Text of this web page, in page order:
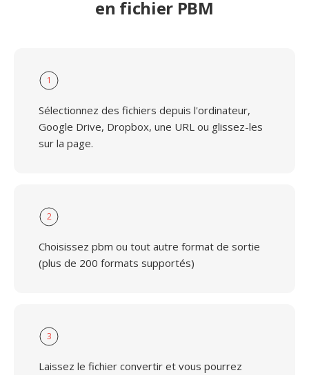
en fichier PBM
1
Sélectionnez des fichiers depuis l'ordinateur,
Google Drive, Dropbox, une URL ou glissez-les
sur la page.
2
Choisissez pbm ou tout autre format de sortie
(plus de 200 formats supportés)
3
Laissez le fichier convertir et vous pourrez